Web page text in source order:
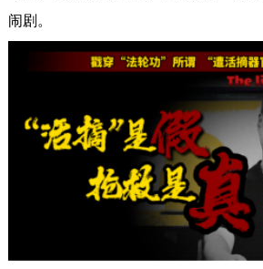
闹剧。